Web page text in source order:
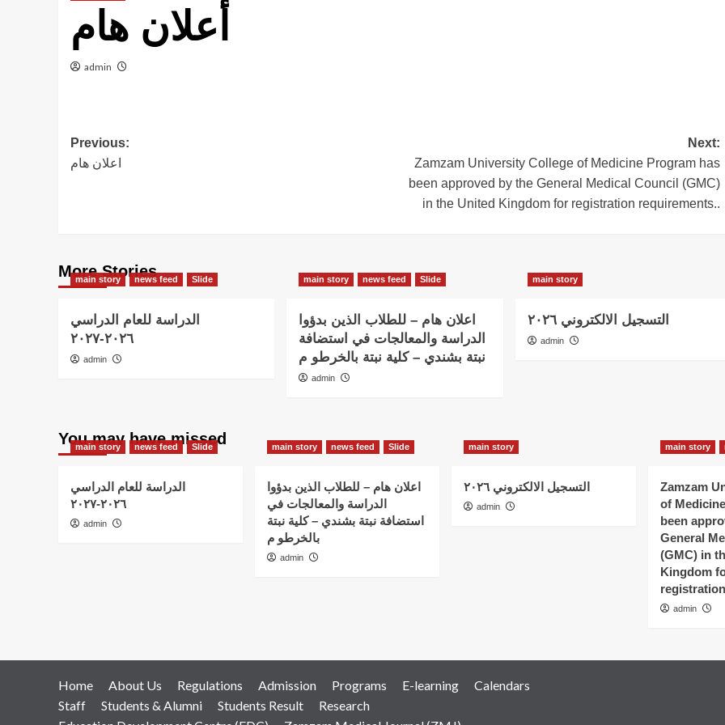
أعلان هام
admin
Post
navigation
Previous:
اعلان هام
Next:
Zamzam University College of Medicine Program has
been approved by the General Medical Council (GMC)
in the United Kingdom for registration requirements..
More Stories
main story news feed Slide
الدراسة للعام الدراسي
٢٠٢٦-٢٠٢٧
admin
main story news feed Slide
اعلان هام – للطلاب الذين بدؤوا
الدراسة والمعالجات في استضافة
نبتة بشندي – كلية نبتة بالخرطو م
admin
main story
التسجيل الالكتروني ٢٠٢٦
admin
You may have missed
main story news feed Slide
الدراسة للعام الدراسي
٢٠٢٦-٢٠٢٧
admin
main story news feed Slide
اعلان هام – للطلاب الذين بدؤوا
الدراسة والمعالجات في
استضافة نبتة بشندي – كلية نبتة
بالخرطو م
admin
main story
التسجيل الالكتروني ٢٠٢٦
admin
main story
Zamzam
of
been
General
(GMC) in
Kingdom
admin
Home About Us Regulations Admission Programs E-learning
Calendars
Staff
Students & Alumni Students Result
Research